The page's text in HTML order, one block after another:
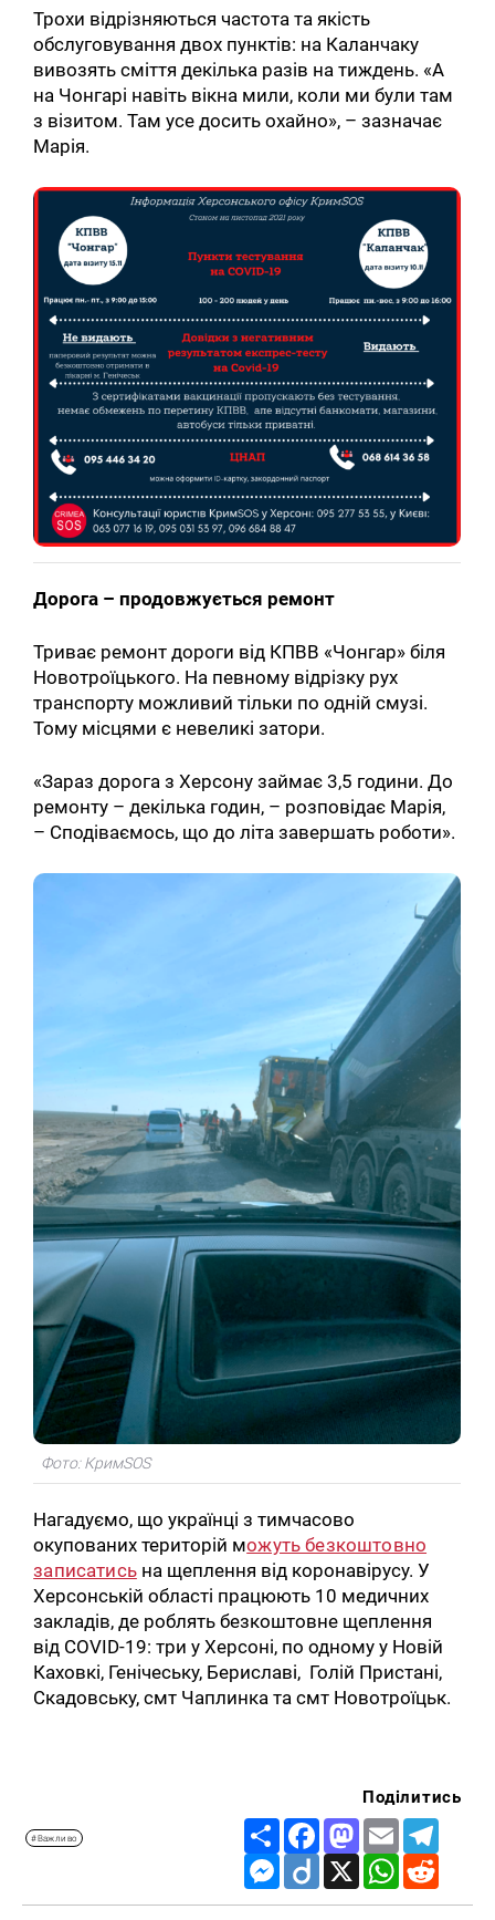
Пошук за запитом:
Трохи відрізняються частота та якість
обслуговування двох пунктів: на Каланчаку
вивозять сміття декілька разів на тиждень. «А
на Чонгарі навіть вікна мили, коли ми були там
з візитом. Там усе досить охайно», – зазначає
Марія.
Дорога – продовжується ремонт
Триває ремонт дороги від КПВВ «Чонгар» біля
Новотроїцького. На певному відрізку рух
транспорту можливий тільки по одній смузі.
Тому місцями є невеликі затори.
«Зараз дорога з Херсону займає 3,5 години. До
ремонту – декілька годин, – розповідає Марія,
– Сподіваємось, що до літа завершать роботи».
Фото: КримSOS
Нагадуємо, що українці з тимчасово
окупованих територій можуть безкоштовно
записатисьна щеплення від коронавірусу. У
Херсонській області працюють 10 медичних
закладів, де роблять безкоштовне щеплення
від COVID-19: три у Херсоні, по одному у Новій
Каховкі, Генічеську, Бериславі, Голій Пристані,
Скадовську, смт Чаплинка та смт Новотроїцьк.
#Важливо
Поділитись
Share FacebookMastodon
Email
Messenger
Diigo X WhatsApp